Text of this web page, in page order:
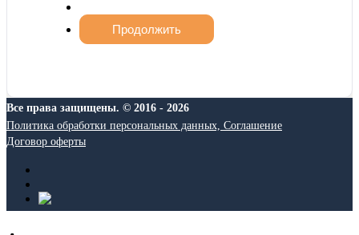
Все права защищены. © 2016 - 2026
Политика обработки персональных данных, Соглашение
Договор оферты